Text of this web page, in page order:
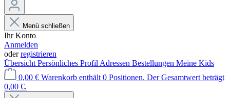
Menü schließen
Ihr Konto
Anmelden
oderregistrieren
Übersicht Persönliches Profil Adressen Bestellungen Meine Kids
0,00 € Warenkorb enthält 0 Positionen. Der Gesamtwert beträgt
0,00 €.